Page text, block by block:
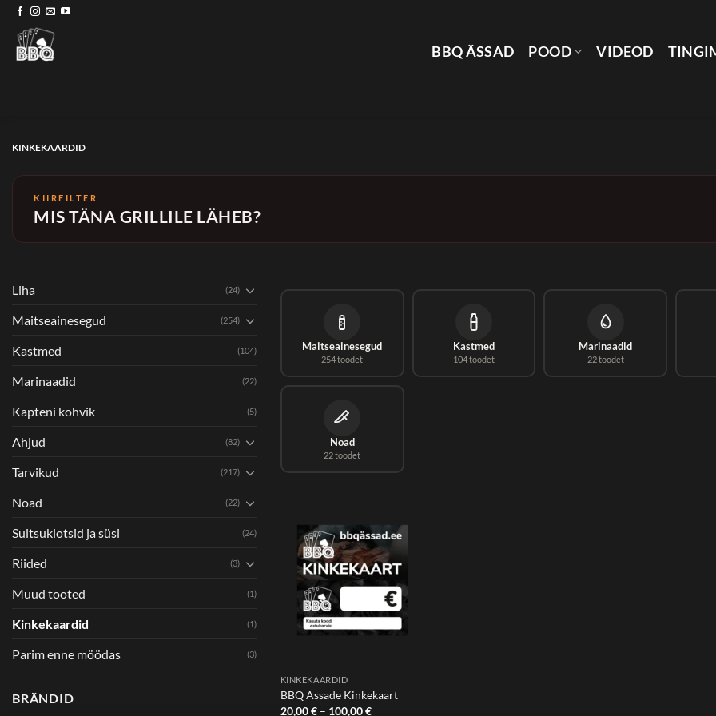
Skip
content
BBQ ÄSSAD POOD VIDEOD
KINKEKAARDID
KIIRFILTER
MIS TÄNA GRILLILE LÄHEB?
Liha (24)
Maitseainesegud (254)
Kastmed (104)
Marinaadid (22)
Kapteni kohvik (5)
Ahjud (82)
Tarvikud (217)
Noad (22)
Suitsuklotsid ja süsi (24)
Riided (3)
Muud tooted (1)
Kinkekaardid (1)
Parim enne möödas (3)
BRÄNDID
Maitseainesegud
254 toodet
Kastmed
104 toodet
Marinaadid
22 toodet
Noad
22 toodet
KINKEKAARDID
BBQ Ässade Kinkekaart
20,00€ – 100,00€Hinnavahemik: